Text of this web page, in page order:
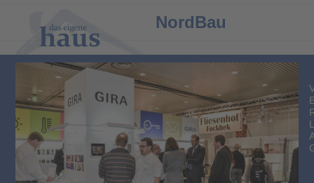
mobile
menu
mobile
menu
NordBau
L